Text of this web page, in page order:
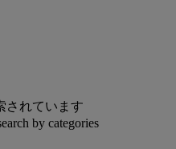
されています
by categories